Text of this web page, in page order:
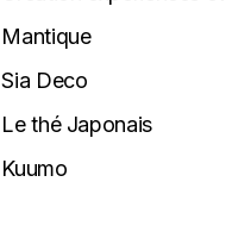
Mantique
Sia Deco
Le thé Japonais
Kuumo